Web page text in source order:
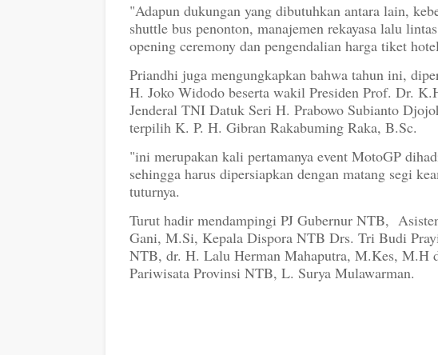
"Adapun dukungan yang dibutuhkan antara lain,
shuttle bus penonton, manajemen rekayasa lalu
opening ceremony dan pengendalian harga tiket
Priandhi juga mengungkapkan bahwa tahun ini,
H. Joko Widodo beserta wakil Presiden Prof. Dr.
Jenderal TNI Datuk Seri H. Prabowo Subianto
terpilih K. P. H. Gibran Rakabuming Raka, B.Sc.
"ini merupakan kali pertamanya event MotoGP
sehingga harus dipersiapkan dengan matang segi
tuturnya.
Turut hadir mendampingi PJ Gubernur NTB,
Gani, M.Si, Kepala Dispora NTB Drs. Tri Budi
NTB, dr. H. Lalu Herman Mahaputra, M.Kes, M.H
Pariwisata Provinsi NTB, L. Surya Mulawarman.